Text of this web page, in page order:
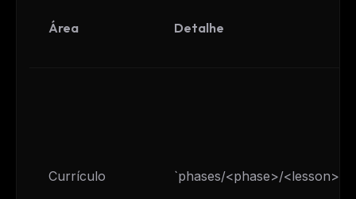
Área Detalhe
Currículo `phases/<phase>/<lesson>/`